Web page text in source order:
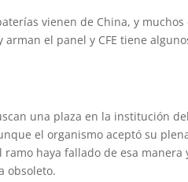
vienen de China, y muchos
el panel y CFE tiene
una plaza en la institución
el organismo aceptó su
haya fallado de esa manera
obsoleto.